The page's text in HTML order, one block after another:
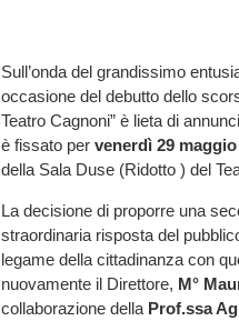
Sull’onda del grandissimo
occasione del debutto dello
Teatro Cagnoni” è lieta di
è fissato per venerdì 29
della Sala Duse (Ridotto ) del
La decisione di proporre una
straordinaria risposta del
legame della cittadinanza con
nuovamente il Direttore, M°
collaborazione della Prof.ssa